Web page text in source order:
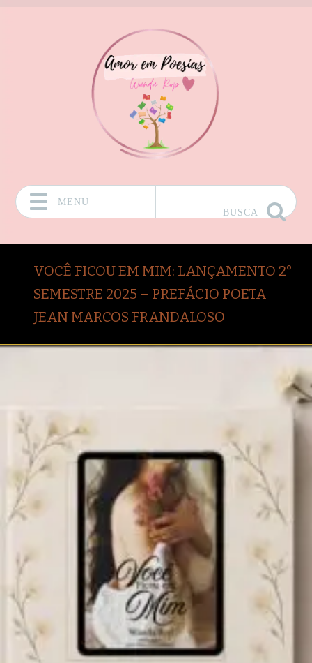
MENU
BUSCA
VOCÊ FICOU EM MIM: LANÇAMENTO 2°
SEMESTRE 2025 – PREFÁCIO POETA
JEAN MARCOS FRANDALOSO